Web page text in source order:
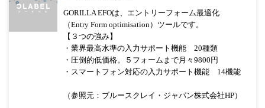
GORILLA EFOは、エントリーフォーム最適化
（Entry Form optimisation）ツールです。
【３つの強み】
・業界最高水準の入力サポート機能 20種類
・圧倒的低価格。５フォームまで月々9800円
・スマートフォン対応の入力サポート機能 14機能
（参照元：ブルースクレイ・ジャパン株式会社HP）